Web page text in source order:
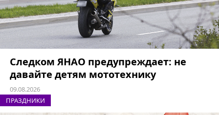
Следком ЯНАО предупреждает: не
давайте детям мототехнику
09.08.2026
ПРАЗДНИКИ